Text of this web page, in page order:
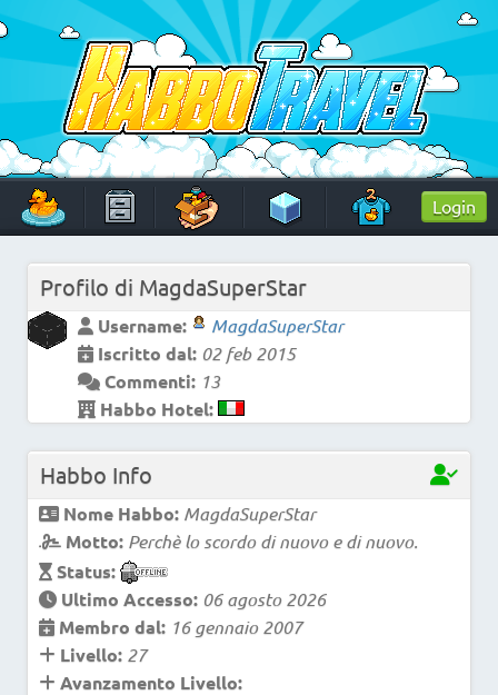
to
content
HabboTravel
Un viaggio di pixel!
Login
Profilo di MagdaSuperStar
Username:
MagdaSuperStar
Iscritto dal: 02 feb 2015
Commenti: 13
Habbo Hotel:
Habbo Info
Nome Habbo: MagdaSuperStar
Motto: Perchè lo scordo di nuovo e di nuovo.
Status:
Ultimo Accesso: 06 agosto 2026
Membro dal: 16 gennaio 2007
Livello: 27
Avanzamento Livello: